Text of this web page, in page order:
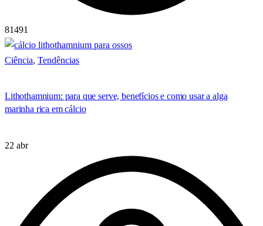
81491
Ciência, Tendências
Lithothamnium: para que serve, benefícios e como usar a alga
marinha rica em cálcio
22 abr